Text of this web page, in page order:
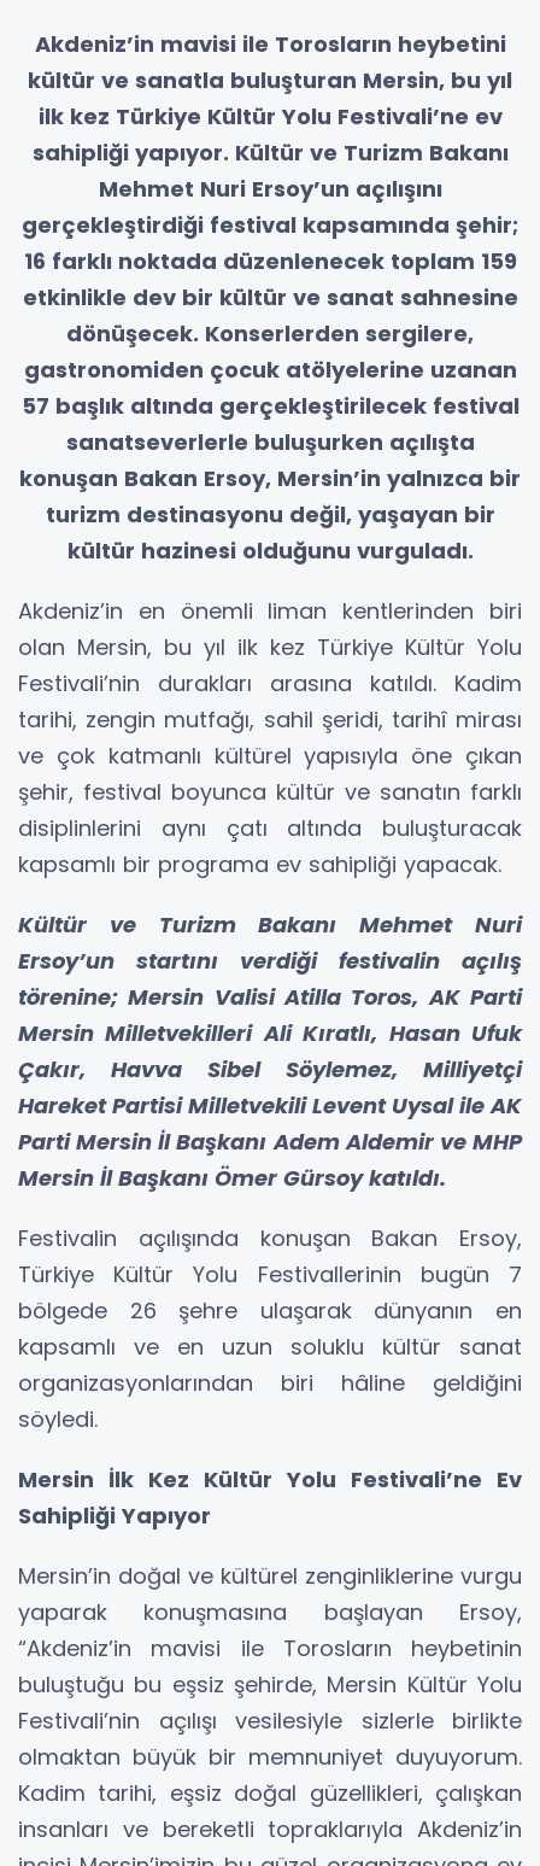
Akdeniz’in mavisi ile Torosların heybetini
kültür ve sanatla buluşturan Mersin, bu yıl
ilk kez Türkiye Kültür Yolu Festivali’ne ev
sahipliği yapıyor. Kültür ve Turizm Bakanı
Mehmet Nuri Ersoy’un açılışını
gerçekleştirdiği festival kapsamında şehir;
16 farklı noktada düzenlenecek toplam 159
etkinlikle dev bir kültür ve sanat sahnesine
dönüşecek. Konserlerden sergilere,
gastronomiden çocuk atölyelerine uzanan
57 başlık altında gerçekleştirilecek festival
sanatseverlerle buluşurken açılışta
konuşan Bakan Ersoy, Mersin’in yalnızca bir
turizm destinasyonu değil, yaşayan bir
kültür hazinesi olduğunu vurguladı.
Akdeniz’in en önemli liman kentlerinden biri
olan Mersin, bu yıl ilk kez Türkiye Kültür Yolu
Festivali’nin durakları arasına katıldı. Kadim
tarihi, zengin mutfağı, sahil şeridi, tarihî mirası
ve çok katmanlı kültürel yapısıyla öne çıkan
şehir, festival boyunca kültür ve sanatın farklı
disiplinlerini aynı çatı altında buluşturacak
kapsamlı bir programa ev sahipliği yapacak.
Kültür ve Turizm Bakanı Mehmet Nuri
Ersoy’un startını verdiği festivalin açılış
törenine; Mersin Valisi Atilla Toros, AK Parti
Mersin Milletvekilleri Ali Kıratlı, Hasan Ufuk
Çakır, Havva Sibel Söylemez, Milliyetçi
Hareket Partisi Milletvekili Levent Uysal ile AK
Parti Mersin İl Başkanı Adem Aldemir ve MHP
Mersin İl Başkanı Ömer Gürsoy katıldı.
Festivalin açılışında konuşan Bakan Ersoy,
Türkiye Kültür Yolu Festivallerinin bugün 7
bölgede 26 şehre ulaşarak dünyanın en
kapsamlı ve en uzun soluklu kültür sanat
organizasyonlarından biri hâline geldiğini
söyledi.
Mersin İlk Kez Kültür Yolu Festivali’ne Ev
Sahipliği Yapıyor
Mersin’in doğal ve kültürel zenginliklerine vurgu
yaparak konuşmasına başlayan Ersoy,
“Akdeniz’in mavisi ile Torosların heybetinin
buluştuğu bu eşsiz şehirde, Mersin Kültür Yolu
Festivali’nin açılışı vesilesiyle sizlerle birlikte
olmaktan büyük bir memnuniyet duyuyorum.
Kadim tarihi, eşsiz doğal güzellikleri, çalışkan
insanları ve bereketli topraklarıyla Akdeniz’in